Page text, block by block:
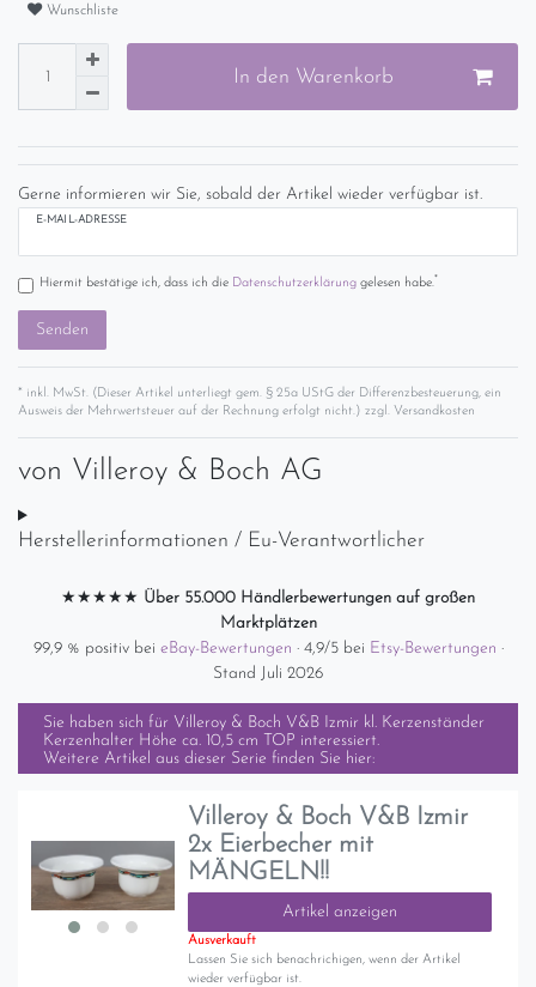
Wunschliste
In den Warenkorb
Gerne informieren wir Sie, sobald der Artikel wieder verfügbar ist.
E-MAIL-ADRESSE
Hiermit bestätige ich, dass ich die Daten­schutz­erklärunggelesen habe.*
Senden
* inkl. MwSt. (Dieser Artikel unterliegt gem. § 25a UStG der Differenzbesteuerung, ein
Ausweis der Mehrwertsteuer auf der Rechnung erfolgt nicht.) zzgl. Versandkosten
von Villeroy & Boch AG
Herstellerinformationen / Eu-Verantwortlicher
★★★★★ Über 55.000 Händlerbewertungen auf großen
Marktplätzen
99,9 % positiv bei eBay-Bewertungen · 4,9/5 bei Etsy-Bewertungen ·
Stand Juli 2026
Sie haben sich für Villeroy & Boch V&B Izmir kl. Kerzenständer
Kerzenhalter Höhe ca. 10,5 cm TOP interessiert.
Weitere Artikel aus dieser Serie finden Sie hier:
Villeroy & Boch V&B Izmir
2x Eierbecher mit
MÄNGELN!!
Artikel anzeigen
Ausverkauft
Lassen Sie sich benachrichigen, wenn der Artikel
wieder verfügbar ist.